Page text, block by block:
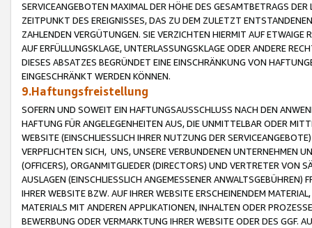
SERVICEANGEBOTEN MAXIMAL DER HÖHE DES GESAMTBETRAGS
ZEITPUNKT DES EREIGNISSES, DAS ZU DEM ZULETZT
ZAHLENDEN VERGÜTUNGEN. SIE VERZICHTEN HIERMIT AUF
AUF ERFÜLLUNGSKLAGE, UNTERLASSUNGSKLAGE ODER ANDERE
DIESES ABSATZES BEGRÜNDET EINE EINSCHRÄNKUNG VON
EINGESCHRÄNKT WERDEN KÖNNEN.
9.Haftungsfreistellung
SOFERN UND SOWEIT EIN HAFTUNGSAUSSCHLUSS NACH DEN
HAFTUNG FÜR ANGELEGENHEITEN AUS, DIE UNMITTELBAR ODER
WEBSITE (EINSCHLIESSLICH IHRER NUTZUNG DER
VERPFLICHTEN SICH, UNS, UNSERE VERBUNDENEN UNTERNEHMEN
(OFFICERS), ORGANMITGLIEDER (DIRECTORS) UND VERTRETER VON
AUSLAGEN (EINSCHLIESSLICH ANGEMESSENER
IHRER WEBSITE BZW. AUF IHRER WEBSITE ERSCHEINENDEM
MATERIALS MIT ANDEREN APPLIKATIONEN, INHALTEN ODER
BEWERBUNG ODER VERMARKTUNG IHRER WEBSITE ODER DES GGF.